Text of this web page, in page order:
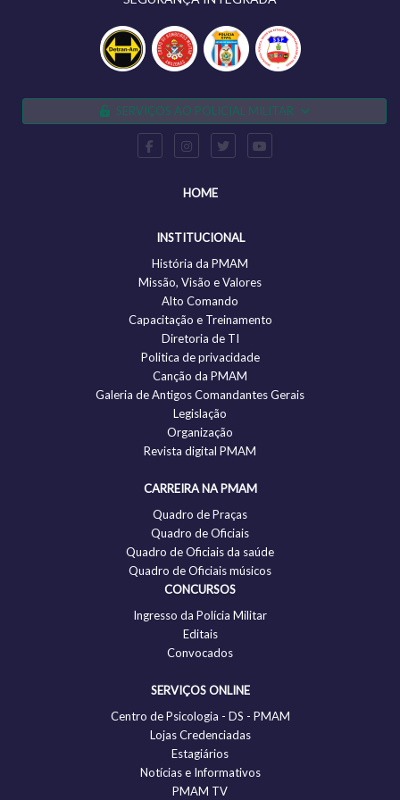
SERVIÇOS AO POLICIAL MILITAR
HOME
INSTITUCIONAL
História da PMAM
Missão, Visão e Valores
Alto Comando
Capacitação e Treinamento
Diretoria de TI
Politica de privacidade
Canção da PMAM
Galeria de Antigos Comandantes Gerais
Legislação
Organização
Revista digital PMAM
CARREIRA NA PMAM
Quadro de Praças
Quadro de Oficiais
Quadro de Oficiais da saúde
Quadro de Oficiais músicos
CONCURSOS
Ingresso da Polícia Militar
Editais
Convocados
SERVIÇOS ONLINE
Centro de Psicologia - DS - PMAM
Lojas Credenciadas
Estagiários
Notícias e Informativos
PMAM TV